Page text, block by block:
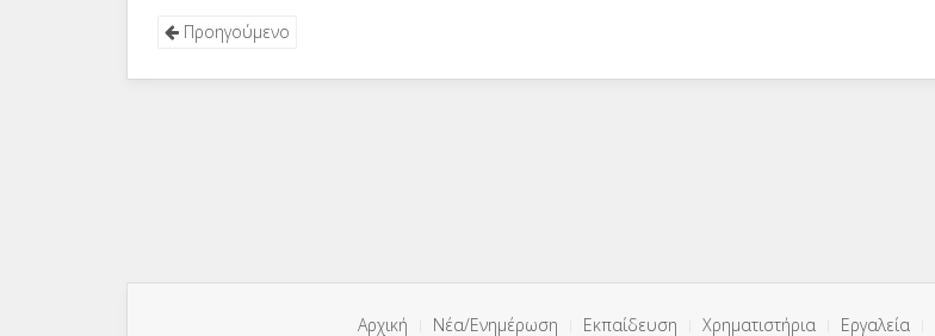
Προηγούμενο
Αρχική Νέα/Ενημέρωση Εκπαίδευση Χρηματιστήρια Εργαλεία